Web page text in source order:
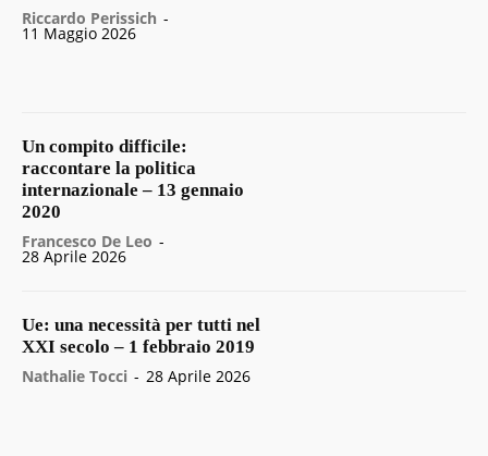
Riccardo Perissich -
11 Maggio 2026
Un compito difficile:
raccontare la politica
internazionale – 13 gennaio
2020
Francesco De Leo -
28 Aprile 2026
Ue: una necessità per tutti nel
XXI secolo – 1 febbraio 2019
Nathalie Tocci - 28 Aprile 2026